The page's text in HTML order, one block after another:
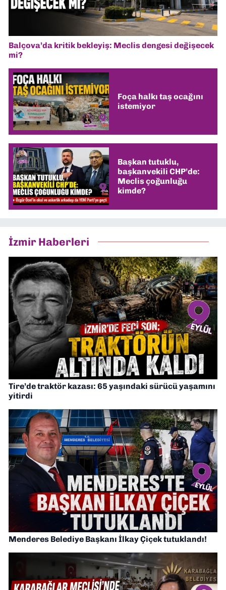
Balçova’da kritik bekleyiş: Meclis dengesi değişecek
mi?
Foça halkı taş ocağını
istemiyor
Başkan tutuklu,
başkanvekili CHP’de:
Meclis çoğunluğu
kimde?
İzmir Haberleri
Tire’de traktör kazası: 65 yaşındaki sürücü yaşamını
yitirdi
Menderes Belediye Başkanı İlkay Çiçek tutuklandı!